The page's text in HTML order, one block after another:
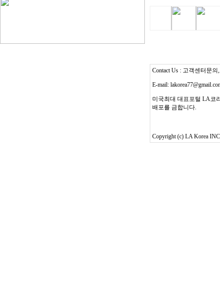
Contact Us : 고객센터문의
E-mail:
미국최대 대표포털 LA코
배포를 금합니다.
Copyright (c) LA Korea